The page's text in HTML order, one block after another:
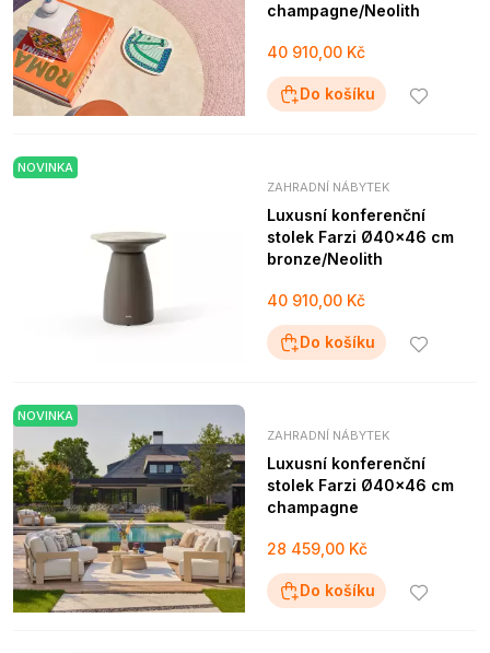
champagne/Neolith
40 910,00 Kč
Do košíku
NOVINKA
ZAHRADNÍ NÁBYTEK
Luxusní konferenční
stolek Farzi Ø40x46 cm
bronze/Neolith
40 910,00 Kč
Do košíku
NOVINKA
ZAHRADNÍ NÁBYTEK
Luxusní konferenční
stolek Farzi Ø40x46 cm
champagne
28 459,00 Kč
Do košíku